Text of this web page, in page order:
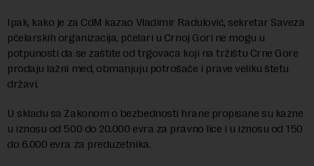
Ipak, kako je za CdM kazao Vladimir Radulović, sekretar Saveza
pčelarskih organizacija, pčelari u Crnoj Gori ne mogu u
potpunosti da se zaštite od trgovaca koji na tržištu Crne Gore
prodaju lažni med, obmanjuju potrošače i prave veliku štetu
državi.
U skladu sa Zakonom o bezbednosti hrane propisane su kazne
u iznosu od 500 do 20.000 evra za pravno lice i u iznosu od 150
do 6.000 evra za preduzetnika.